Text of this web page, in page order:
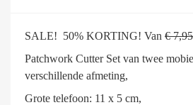
SALE! 50% KORTING! Van € 7,95
Patchwork Cutter Set van twee
verschillende afmeting,
Grote telefoon: 11 x 5 cm,